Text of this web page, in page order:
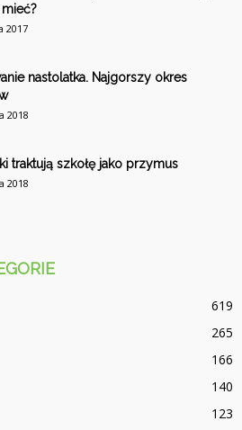
2017
nastolatka. Najgorszy okres
2018
traktują szkołę jako przymus
2018
619
265
166
140
123